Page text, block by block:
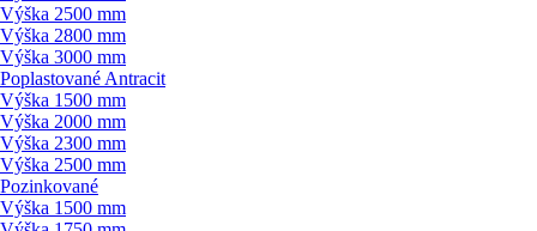
Výška 2500 mm
Výška 2800 mm
Výška 3000 mm
Poplastované Antracit
Výška 1500 mm
Výška 2000 mm
Výška 2300 mm
Výška 2500 mm
Pozinkované
Výška 1500 mm